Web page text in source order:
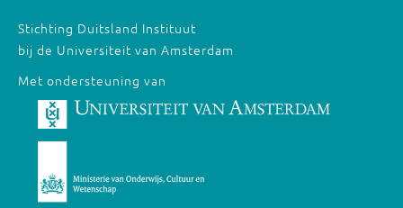
Stichting Duitsland Instituut
bij de Universiteit van Amsterdam
Met ondersteuning van